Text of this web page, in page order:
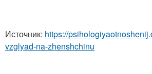
Источник: https://
vzglyad-na-zhenshchinu